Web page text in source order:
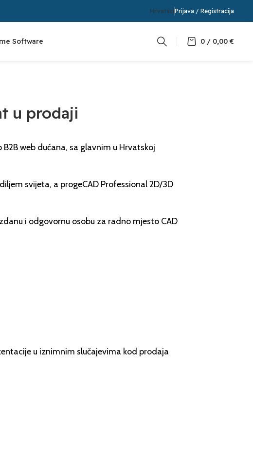
HrvatskiPrijava / Registracija
Software 0 / 0,00€
u prodaji
web dućana, sa glavnim u Hrvatskoj
svijeta, a progeCAD Professional 2D/3D
i odgovornu osobu za radno mjesto CAD
u iznimnim slučajevima kod prodaja